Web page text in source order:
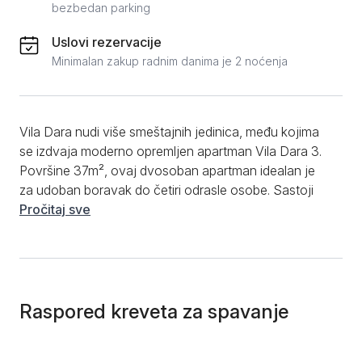
bezbedan parking
Uslovi rezervacije
Minimalan zakup radnim danima je 2 noćenja
Vila Dara nudi više smeštajnih jedinica, među kojima
se izdvaja moderno opremljen apartman Vila Dara 3.
Površine 37m², ovaj dvosoban apartman idealan je
za udoban boravak do četiri odrasle osobe. Sastoji
se od kuhinje sa trpezarijskim delom, dnevnog
Od dodatnih pogodnosti, gostima su na raspolaganju
besplatan WiFi, flat screen TV sa kablovskim
Pročitaj sve
Raspored kreveta za spavanje